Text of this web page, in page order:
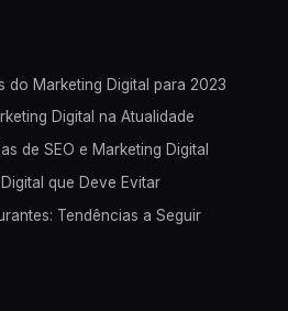
do Marketing Digital para 2023
Digital na Atualidade
de SEO e Marketing Digital
que Deve Evitar
Tendências a Seguir